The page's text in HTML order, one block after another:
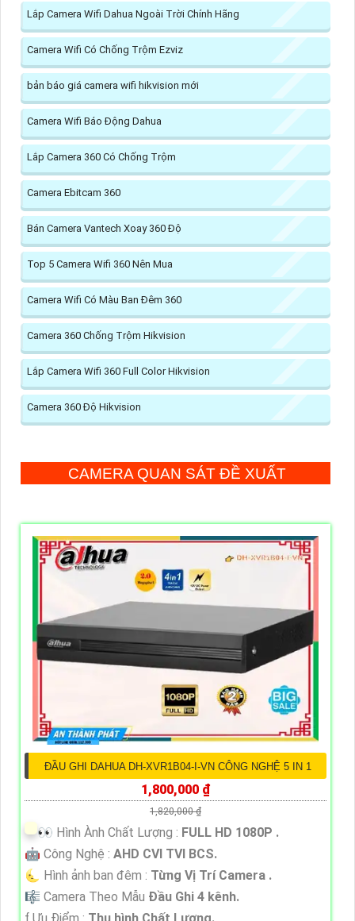
Lắp Camera Wifi Dahua Ngoài Trời Chính Hãng
Camera Wifi Có Chống Trộm Ezviz
bản báo giá camera wifi hikvision mới
Camera Wifi Báo Động Dahua
Lắp Camera 360 Có Chống Trộm
Camera Ebitcam 360
Bán Camera Vantech Xoay 360 Độ
Top 5 Camera Wifi 360 Nên Mua
Camera Wifi Có Màu Ban Đêm 360
Camera 360 Chống Trộm Hikvision
Lắp Camera Wifi 360 Full Color Hikvision
Camera 360 Độ Hikvision
CAMERA QUAN SÁT ĐỀ XUẤT
ĐẦU GHI DAHUA DH-XVR1B04-I-VN CÔNG NGHỆ 5 IN 1
1,800,000 ₫
1,820,000 ₫
️👀 Hình Ành Chất Lượng : FULL HD 1080P .
🤖️ Công Nghệ : AHD CVI TVI BCS.
🌜 Hình ảnh ban đêm : Từng Vị Trí Camera .
🎼️ Camera Theo Mẫu Đầu Ghi 4 kênh.